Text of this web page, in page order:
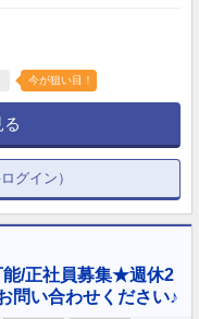
今が狙い目！
グイン）
能/正社員募集★週休2
問い合わせください♪